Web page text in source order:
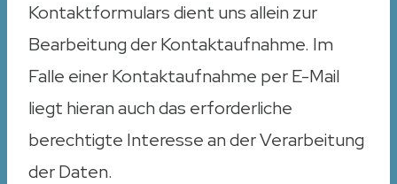
Kontaktformulars dient uns allein zur
Bearbeitung der Kontaktaufnahme. Im
Falle einer Kontaktaufnahme per E-Mail
liegt hieran auch das erforderliche
berechtigte Interesse an der Verarbeitung
der Daten.